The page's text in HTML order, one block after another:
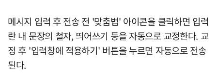
메시지 입력 후 전송 전 '맞춤법' 아이콘을 클릭하면 입력
란 내 문장의 철자, 띄어쓰기 등을 자동으로 교정한다. 교
정 후 '입력창에 적용하기' 버튼을 누르면 자동으로 전송
된다.